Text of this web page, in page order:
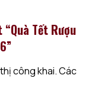
Tết Rượu
công khai.Các